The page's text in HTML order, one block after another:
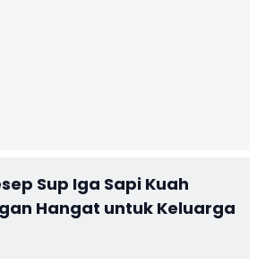
Sup Iga Sapi Kuah
Hangat untuk Keluarga